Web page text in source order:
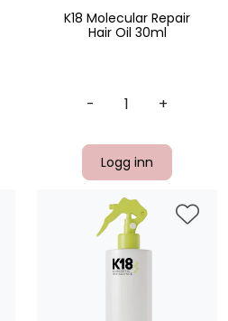
K18 Molecular Repair
Hair Oil 30ml
- +
Logg inn